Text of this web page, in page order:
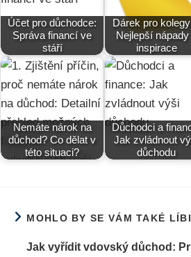
Účet pro důchodce:
Správa financí ve
stáří
Dárek pro
Nejlepší nápady
inspirace
Nemáte nárok na
důchod? Co dělat v
této situaci?
Důchodci a
Jak zvládnout
důchodu
MOHLO BY SE VÁM TAKÉ
Jak vyřídit vdovský důchod: